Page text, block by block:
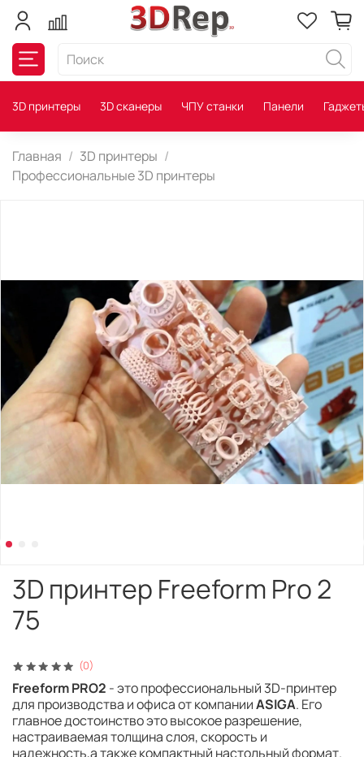
3D принтеры 3D сканеры ЧПУ станки Панели
Главная
3D принтеры
Профессиональные 3D принтеры
(0)
3D принтер Freeform Pro 2
75
Freeform PRO2 - это профессиональный 3D-принтер
для производства и офиса от компанииASIGA. Его
главное достоинство это высокое разрешение,
настраиваемая толщина слоя, скорость и
надежность,а также компактный настольный формат.